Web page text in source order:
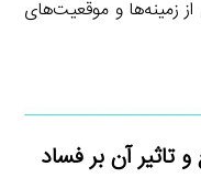
زمینه‌ها و موقعیت‌های
آن بر فساد